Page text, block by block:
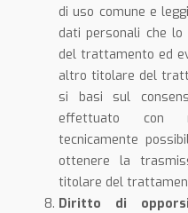
di uso comune e
dati personali che
del trattamento ed
altro titolare del
si basi sul
effettuato con
tecnicamente
ottenere la
titolare del
Diritto di